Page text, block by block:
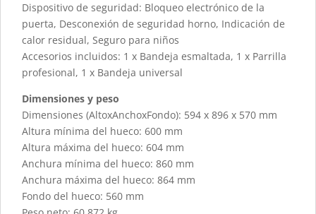
Dispositivo de seguridad: Bloqueo electrónico de la
puerta, Desconexión de seguridad horno, Indicación de
calor residual, Seguro para niños
Accesorios incluidos: 1 x Bandeja esmaltada, 1 x Parrilla
profesional, 1 x Bandeja universal
Dimensiones y peso
Dimensiones (AltoxAnchoxFondo): 594 x 896 x 570 mm
Altura mínima del hueco: 600 mm
Altura máxima del hueco: 604 mm
Anchura mínima del hueco: 860 mm
Anchura máxima del hueco: 864 mm
Fondo del hueco: 560 mm